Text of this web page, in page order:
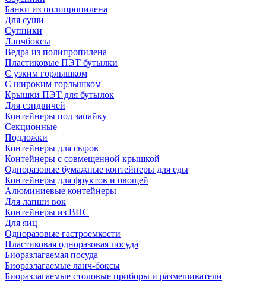
Банки из полипропилена
Для суши
Супники
Ланчбоксы
Ведра из полипропилена
Пластиковые ПЭТ бутылки
С узким горлышком
С широким горлышком
Крышки ПЭТ для бутылок
Для сэндвичей
Контейнеры под запайку
Секционные
Подложки
Контейнеры для сыров
Контейнеры с совмещенной крышкой
Одноразовые бумажные контейнеры для еды
Контейнеры для фруктов и овощей
Алюминиевые контейнеры
Для лапши вок
Контейнеры из ВПС
Для яиц
Одноразовые гастроемкости
Пластиковая одноразовая посуда
Биоразлагаемая посуда
Биоразлагаемые ланч-боксы
Биоразлагаемые столовые приборы и размешиватели